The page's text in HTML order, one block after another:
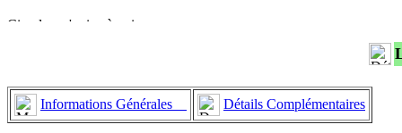
Informations Générales Détails Complémentaires